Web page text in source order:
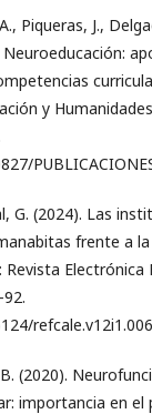
Piqueras, J.,
Neuroeducación:
y
G. (2024). Las
frente a
Electrónica
refcale.v12i1.006
(2020).
importancia en el